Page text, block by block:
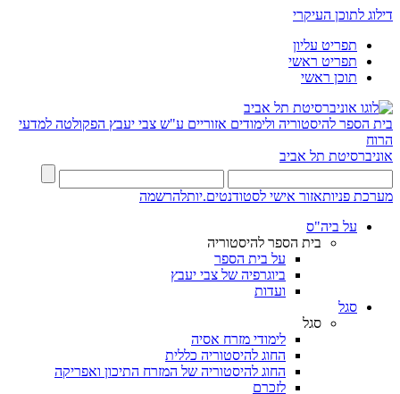
דילוג לתוכן העיקרי
תפריט עליון
תפריט ראשי
תוכן ראשי
בית הספר להיסטוריה ולימודים אזוריים ע"ש צבי יעבץ הפקולטה למדעי
הרוח
אוניברסיטת תל אביב
מערכת פניותאזור אישי לסטודנטים.יותלהרשמה
על ביה"ס
בית הספר להיסטוריה
על בית הספר
ביוגרפיה של צבי יעבץ
ועדות
סגל
סגל
לימודי מזרח אסיה
החוג להיסטוריה כללית
החוג להיסטוריה של המזרח התיכון ואפריקה
לזכרם